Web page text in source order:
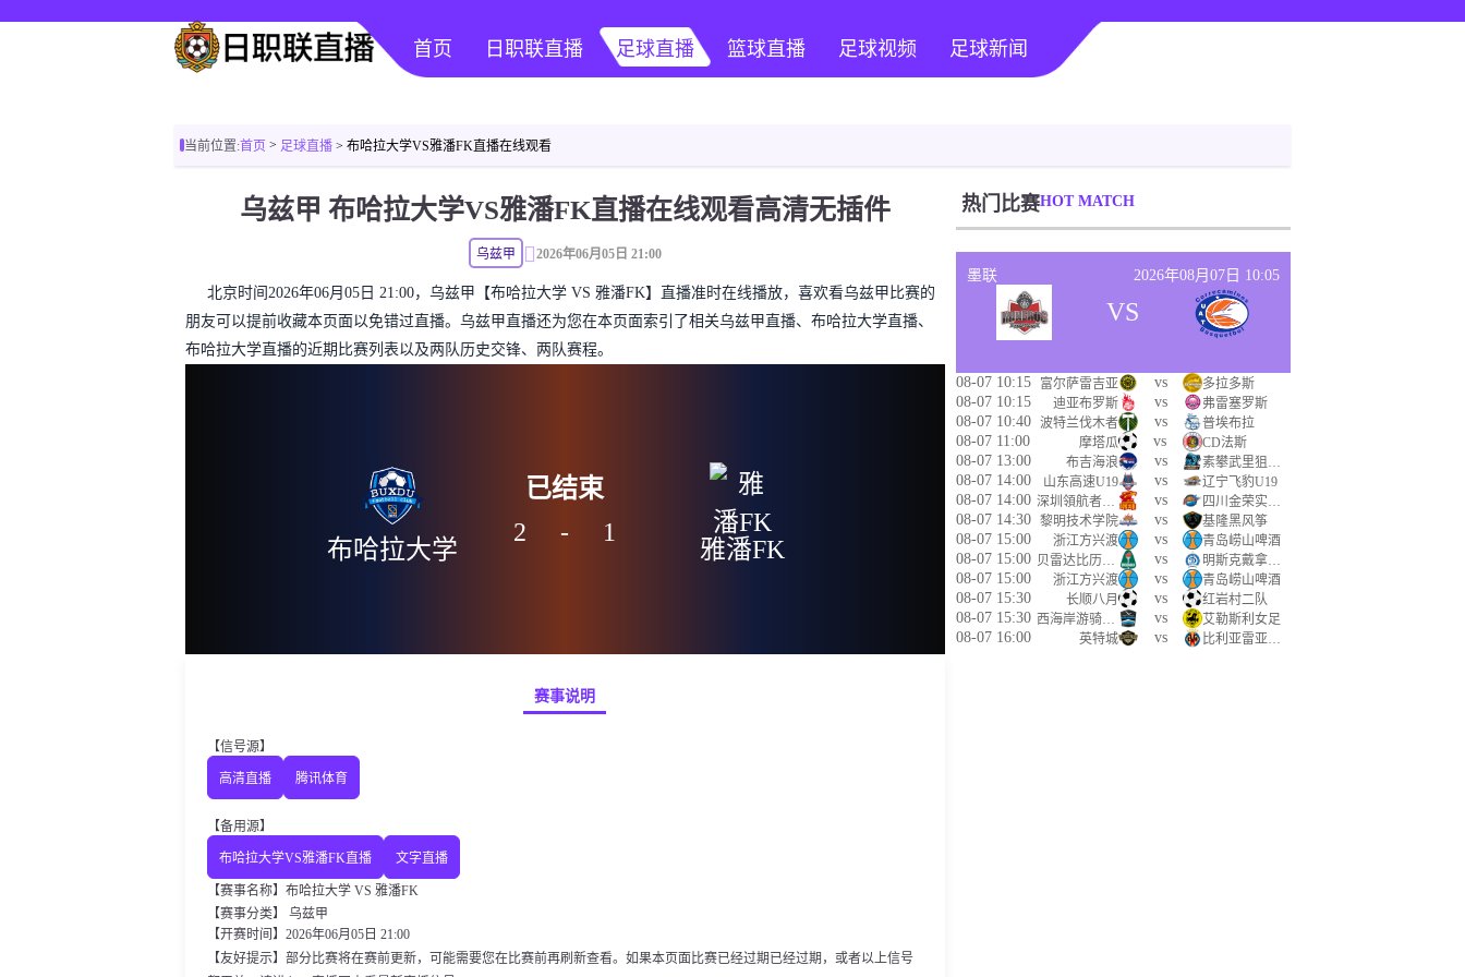
首页 日职联直播 足球直播 篮球直播 足球视频 足球新闻
当前位置:首页 > 足球直播 > 布哈拉大学VS雅潘FK直播在线观看
乌兹甲 布哈拉大学VS雅潘FK直播在线观看高清无插件
乌兹甲 2026年06月05日 21:00
北京时间2026年06月05日 21:00，乌兹甲【布哈拉大学 VS 雅潘FK】直播准时在线播放，喜欢看乌兹甲比赛的
朋友可以提前收藏本页面以免错过直播。乌兹甲直播还为您在本页面索引了相关乌兹甲直播、布哈拉大学直播、
布哈拉大学直播的近期比赛列表以及两队历史交锋、两队赛程。
布哈拉大学
2 - 1
已结束
雅潘FK
赛事说明
【信号源】
高清直播 腾讯体育
【备用源】
布哈拉大学VS雅潘FK直播 文字直播
【赛事名称】布哈拉大学 VS 雅潘FK
【赛事分类】 乌兹甲
【开赛时间】2026年06月05日 21:00
【友好提示】部分比赛将在赛前更新，可能需要您在比赛前再刷新查看。如果本页面比赛已经过期已经过期，或者以上信号
热门比赛HOT MATCH
墨联 2026年08月07日 10:05
VS
08-07 10:15 富尔萨雷吉亚 vs 多拉多斯
08-07 10:15 迪亚布罗斯 vs 弗雷塞罗斯
08-07 10:40 波特兰伐木者 vs 普埃布拉
08-07 11:00 摩塔瓜 vs CD法斯
08-07 13:00 布吉海浪 vs 素攀武里狙击手
08-07 14:00 山东高速U19 vs 辽宁飞豹U19
08-07 14:00 深圳領航者U19 vs 四川金荣实业U19
08-07 14:30 黎明技术学院 vs 基隆黑风筝
08-07 15:00 浙江方兴渡 vs 青岛崂山啤酒
08-07 15:00 贝雷达比历克女足 vs 明斯克戴拿模女足
08-07 15:00 浙江方兴渡 vs 青岛崂山啤酒
08-07 15:30 长顺八月 vs 红岩村二队
08-07 15:30 西海岸游骑兵女足 vs 艾勒斯利女足
08-07 16:00 英特城 vs 比利亚雷亚尔B队